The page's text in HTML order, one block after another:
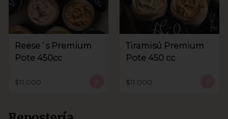
Reese´s Premium
Pote 450cc
$11.000
Tiramisú Premium
Pote 450 cc
$11.000